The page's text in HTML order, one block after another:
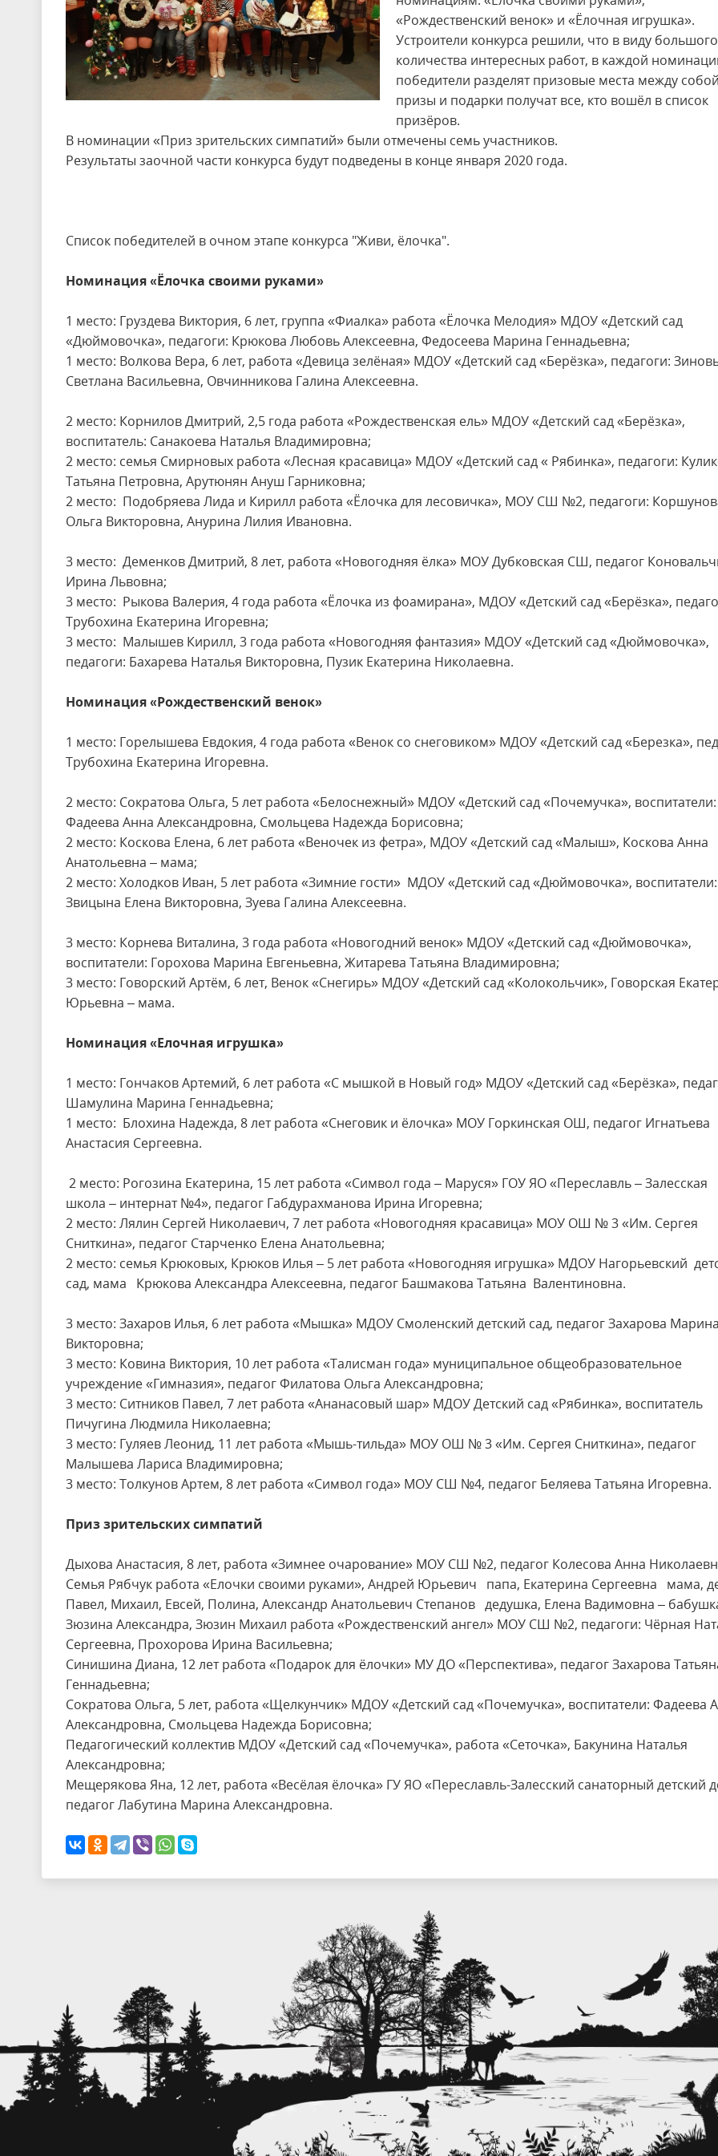
«Рождественский венок» и «Ёлочная игрушка».
Устроители конкурса решили, что в виду большого
количества интересных работ, в каждой
победители разделят призовые места между
призы и подарки получат все, кто вошёл в список
призёров.
В номинации «Приз зрительских симпатий» были отмечены семь участников.
Результаты заочной части конкурса будут подведены в конце января 2020 года.
Список победителей в очном этапе конкурса "Живи, ёлочка".
Номинация «Ёлочка своими руками»
1 место: Груздева Виктория, 6 лет, группа «Фиалка» работа «Ёлочка Мелодия» МДОУ «Детский сад
«Дюймовочка», педагоги: Крюкова Любовь Алексеевна, Федосеева Марина Геннадьевна;
1 место: Волкова Вера, 6 лет, работа «Девица зелёная» МДОУ «Детский сад «Берёзка», педагоги:
Светлана Васильевна, Овчинникова Галина Алексеевна.
2 место: Корнилов Дмитрий, 2,5 года работа «Рождественская ель» МДОУ «Детский сад «Берёзка»,
воспитатель: Санакоева Наталья Владимировна;
2 место: семья Смирновых работа «Лесная красавица» МДОУ «Детский сад « Рябинка», педагоги:
Татьяна Петровна, Арутюнян Ануш Гарниковна;
2 место: Подобряева Лида и Кирилл работа «Ёлочка для лесовичка», МОУ СШ №2, педагоги:
Ольга Викторовна, Анурина Лилия Ивановна.
3 место: Деменков Дмитрий, 8 лет, работа «Новогодняя ёлка» МОУ Дубковская СШ, педагог
Ирина Львовна;
3 место: Рыкова Валерия, 4 года работа «Ёлочка из фоамирана», МДОУ «Детский сад «Берёзка»,
Трубохина Екатерина Игоревна;
3 место: Малышев Кирилл, 3 года работа «Новогодняя фантазия» МДОУ «Детский сад «Дюймовочка»,
педагоги: Бахарева Наталья Викторовна, Пузик Екатерина Николаевна.
Номинация «Рождественский венок»
1 место: Горелышева Евдокия, 4 года работа «Венок со снеговиком» МДОУ «Детский сад «Березка»,
Трубохина Екатерина Игоревна.
2 место: Сократова Ольга, 5 лет работа «Белоснежный» МДОУ «Детский сад «Почемучка», воспитатели:
Фадеева Анна Александровна, Смольцева Надежда Борисовна;
2 место: Коскова Елена, 6 лет работа «Веночек из фетра», МДОУ «Детский сад «Малыш», Коскова Анна
Анатольевна – мама;
2 место: Холодков Иван, 5 лет работа «Зимние гости» МДОУ «Детский сад «Дюймовочка», воспитатели:
Звицына Елена Викторовна, Зуева Галина Алексеевна.
3 место: Корнева Виталина, 3 года работа «Новогодний венок» МДОУ «Детский сад «Дюймовочка»,
воспитатели: Горохова Марина Евгеньевна, Житарева Татьяна Владимировна;
3 место: Говорский Артём, 6 лет, Венок «Снегирь» МДОУ «Детский сад «Колокольчик», Говорская
Юрьевна – мама.
Номинация «Елочная игрушка»
1 место: Гончаков Артемий, 6 лет работа «С мышкой в Новый год» МДОУ «Детский сад «Берёзка»,
Шамулина Марина Геннадьевна;
1 место: Блохина Надежда, 8 лет работа «Снеговик и ёлочка» МОУ Горкинская ОШ, педагог Игнатьева
Анастасия Сергеевна.
2 место: Рогозина Екатерина, 15 лет работа «Символ года – Маруся» ГОУ ЯО «Переславль – Залесская
школа – интернат №4», педагог Габдурахманова Ирина Игоревна;
2 место: Лялин Сергей Николаевич, 7 лет работа «Новогодняя красавица» МОУ ОШ № 3 «Им. Сергея
Сниткина», педагог Старченко Елена Анатольевна;
2 место: семья Крюковых, Крюков Илья – 5 лет работа «Новогодняя игрушка» МДОУ Нагорьевский
сад, мама Крюкова Александра Алексеевна, педагог Башмакова Татьяна Валентиновна.
3 место: Захаров Илья, 6 лет работа «Мышка» МДОУ Смоленский детский сад, педагог Захарова Марина
Викторовна;
3 место: Ковина Виктория, 10 лет работа «Талисман года» муниципальное общеобразовательное
учреждение «Гимназия», педагог Филатова Ольга Александровна;
3 место: Ситников Павел, 7 лет работа «Ананасовый шар» МДОУ Детский сад «Рябинка», воспитатель
Пичугина Людмила Николаевна;
3 место: Гуляев Леонид, 11 лет работа «Мышь-тильда» МОУ ОШ № 3 «Им. Сергея Сниткина», педагог
Малышева Лариса Владимировна;
3 место: Толкунов Артем, 8 лет работа «Символ года» МОУ СШ №4, педагог Беляева Татьяна Игоревна.
Приз зрительских симпатий
Дыхова Анастасия, 8 лет, работа «Зимнее очарование» МОУ СШ №2, педагог Колесова Анна
Семья Рябчук работа «Елочки своими руками», Андрей Юрьевич папа, Екатерина Сергеевна мама,
Павел, Михаил, Евсей, Полина, Александр Анатольевич Степанов дедушка, Елена Вадимовна –
Зюзина Александра, Зюзин Михаил работа «Рождественский ангел» МОУ СШ №2, педагоги: Чёрная
Сергеевна, Прохорова Ирина Васильевна;
Синишина Диана, 12 лет работа «Подарок для ёлочки» МУ ДО «Перспектива», педагог Захарова
Геннадьевна;
Сократова Ольга, 5 лет, работа «Щелкунчик» МДОУ «Детский сад «Почемучка», воспитатели: Фадеева
Александровна, Смольцева Надежда Борисовна;
Педагогический коллектив МДОУ «Детский сад «Почемучка», работа «Сеточка», Бакунина Наталья
Александровна;
Мещерякова Яна, 12 лет, работа «Весёлая ёлочка» ГУ ЯО «Переславль-Залесский санаторный детский
педагог Лабутина Марина Александровна.